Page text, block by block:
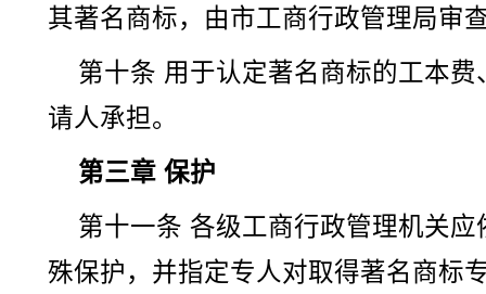
其著名商标，由市工商行政管理局审
第十条 用于认定著名商标的工本
请人承担。
第三章 保护
第十一条 各级工商行政管理机关
殊保护，并指定专人对取得著名商标